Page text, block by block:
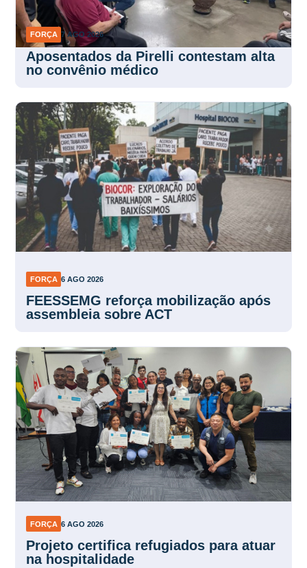
FORÇA 7 AGO 2026
Aposentados da Pirelli contestam alta
no convênio médico
FORÇA 6 AGO 2026
FEESSEMG reforça mobilização após
assembleia sobre ACT
FORÇA 6 AGO 2026
Projeto certifica refugiados para atuar
na hospitalidade